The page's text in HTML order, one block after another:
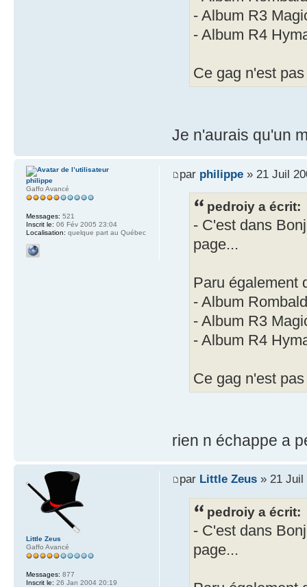
- Album R3
- Album R4
Ce gag n'est
Je n'aurais qu'un
par philippe» 21 Juil
pedroiy a écrit:
- C'est dans
page...
Paru également
- Album
- Album R3
- Album R4
Ce gag n'est
rien n échappe a
philippe
Gaffo Avancé
Messages: 521
Inscrit le: 06 Fév 2005 23:04
Localisation: quelque part au Québec
par Little Zeus» 21 Juil
pedroiy a écrit:
- C'est dans
page...
Little Zeus
Gaffo Avancé
Messages: 877
Inscrit le: 26 Jan 2004 20:19